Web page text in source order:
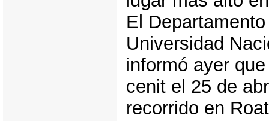
El
Universidad
informó ayer
cenit el 25 de
recorrido en